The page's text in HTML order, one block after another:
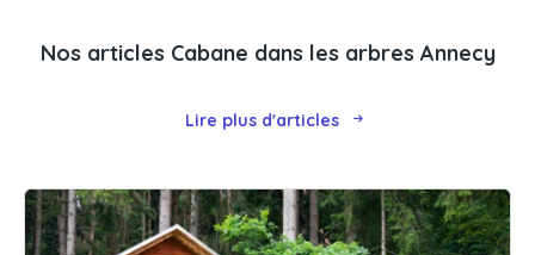
Nos articles Cabane dans les arbres Annecy
Lire plus d'articles